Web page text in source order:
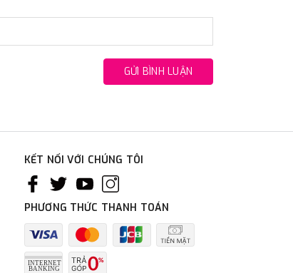
GỬI BÌNH LUẬN
KẾT NỐI VỚI CHÚNG TÔI
PHƯƠNG THỨC THANH TOÁN